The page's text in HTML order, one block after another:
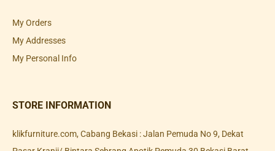
My Orders
My Addresses
My Personal Info
STORE INFORMATION
klikfurniture.com, Cabang Bekasi : Jalan Pemuda No 9, Dekat